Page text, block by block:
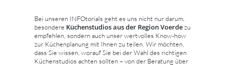
Bei unseren INFOtorials geht es uns nicht nur darum,
besondere Küchenstudios aus der Region Voerdezu
empfehlen, sondern auch unser wertvolles Know-how
zur Küchenplanung mit Ihnen zu teilen. Wir möchten,
dass Sie wissen, worauf Sie bei der Wahl des richtigen
Küchenstudios achten sollten – von der Beratung über